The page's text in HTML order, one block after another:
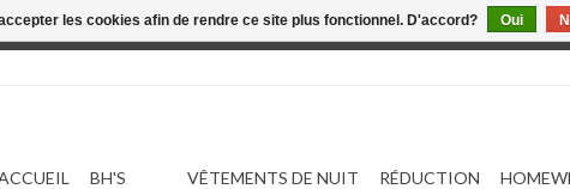
BH'S VÊTEMENTS DE NUIT RÉDUCTION
les cookies afin de rendre ce site plus fonctionnel. D'accord? Oui
Cette boutique est en construction. Toute commande passée